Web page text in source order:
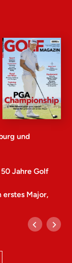
und
Jahre Golf
erstes Major,